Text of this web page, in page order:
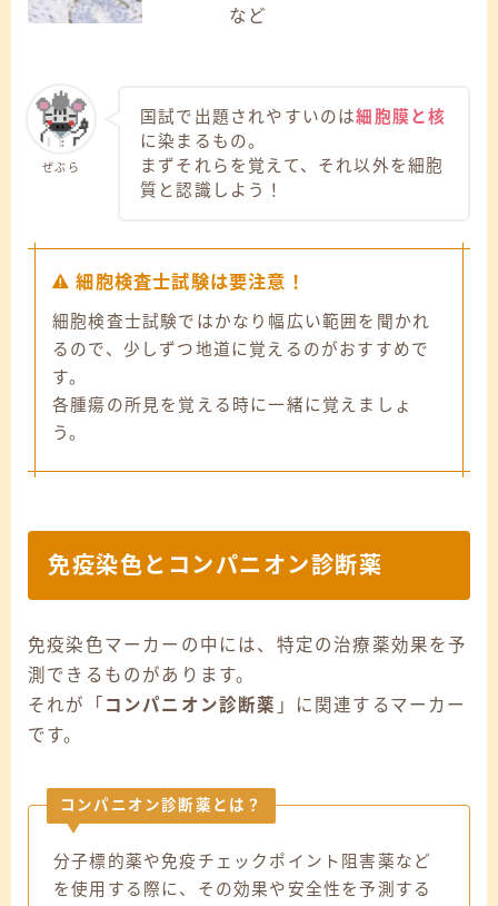
など
ぜぶら
国試で出題されやすいのは細胞膜と核
に染まるもの。
まずそれらを覚えて、それ以外を細胞
質と認識しよう！
細胞検査士試験は要注意！
細胞検査士試験ではかなり幅広い範囲を聞かれ
るので、少しずつ地道に覚えるのがおすすめで
す。
各腫瘍の所見を覚える時に一緒に覚えましょ
う。
免疫染色とコンパニオン診断薬
免疫染色マーカーの中には、特定の治療薬効果を予
測できるものがあります。
それが「 コンパニオン診断薬 」に関連するマーカー
です。
コンパニオン診断薬とは？
分子標的薬や免疫チェックポイント阻害薬など
を使用する際に、その効果や安全性を予測する